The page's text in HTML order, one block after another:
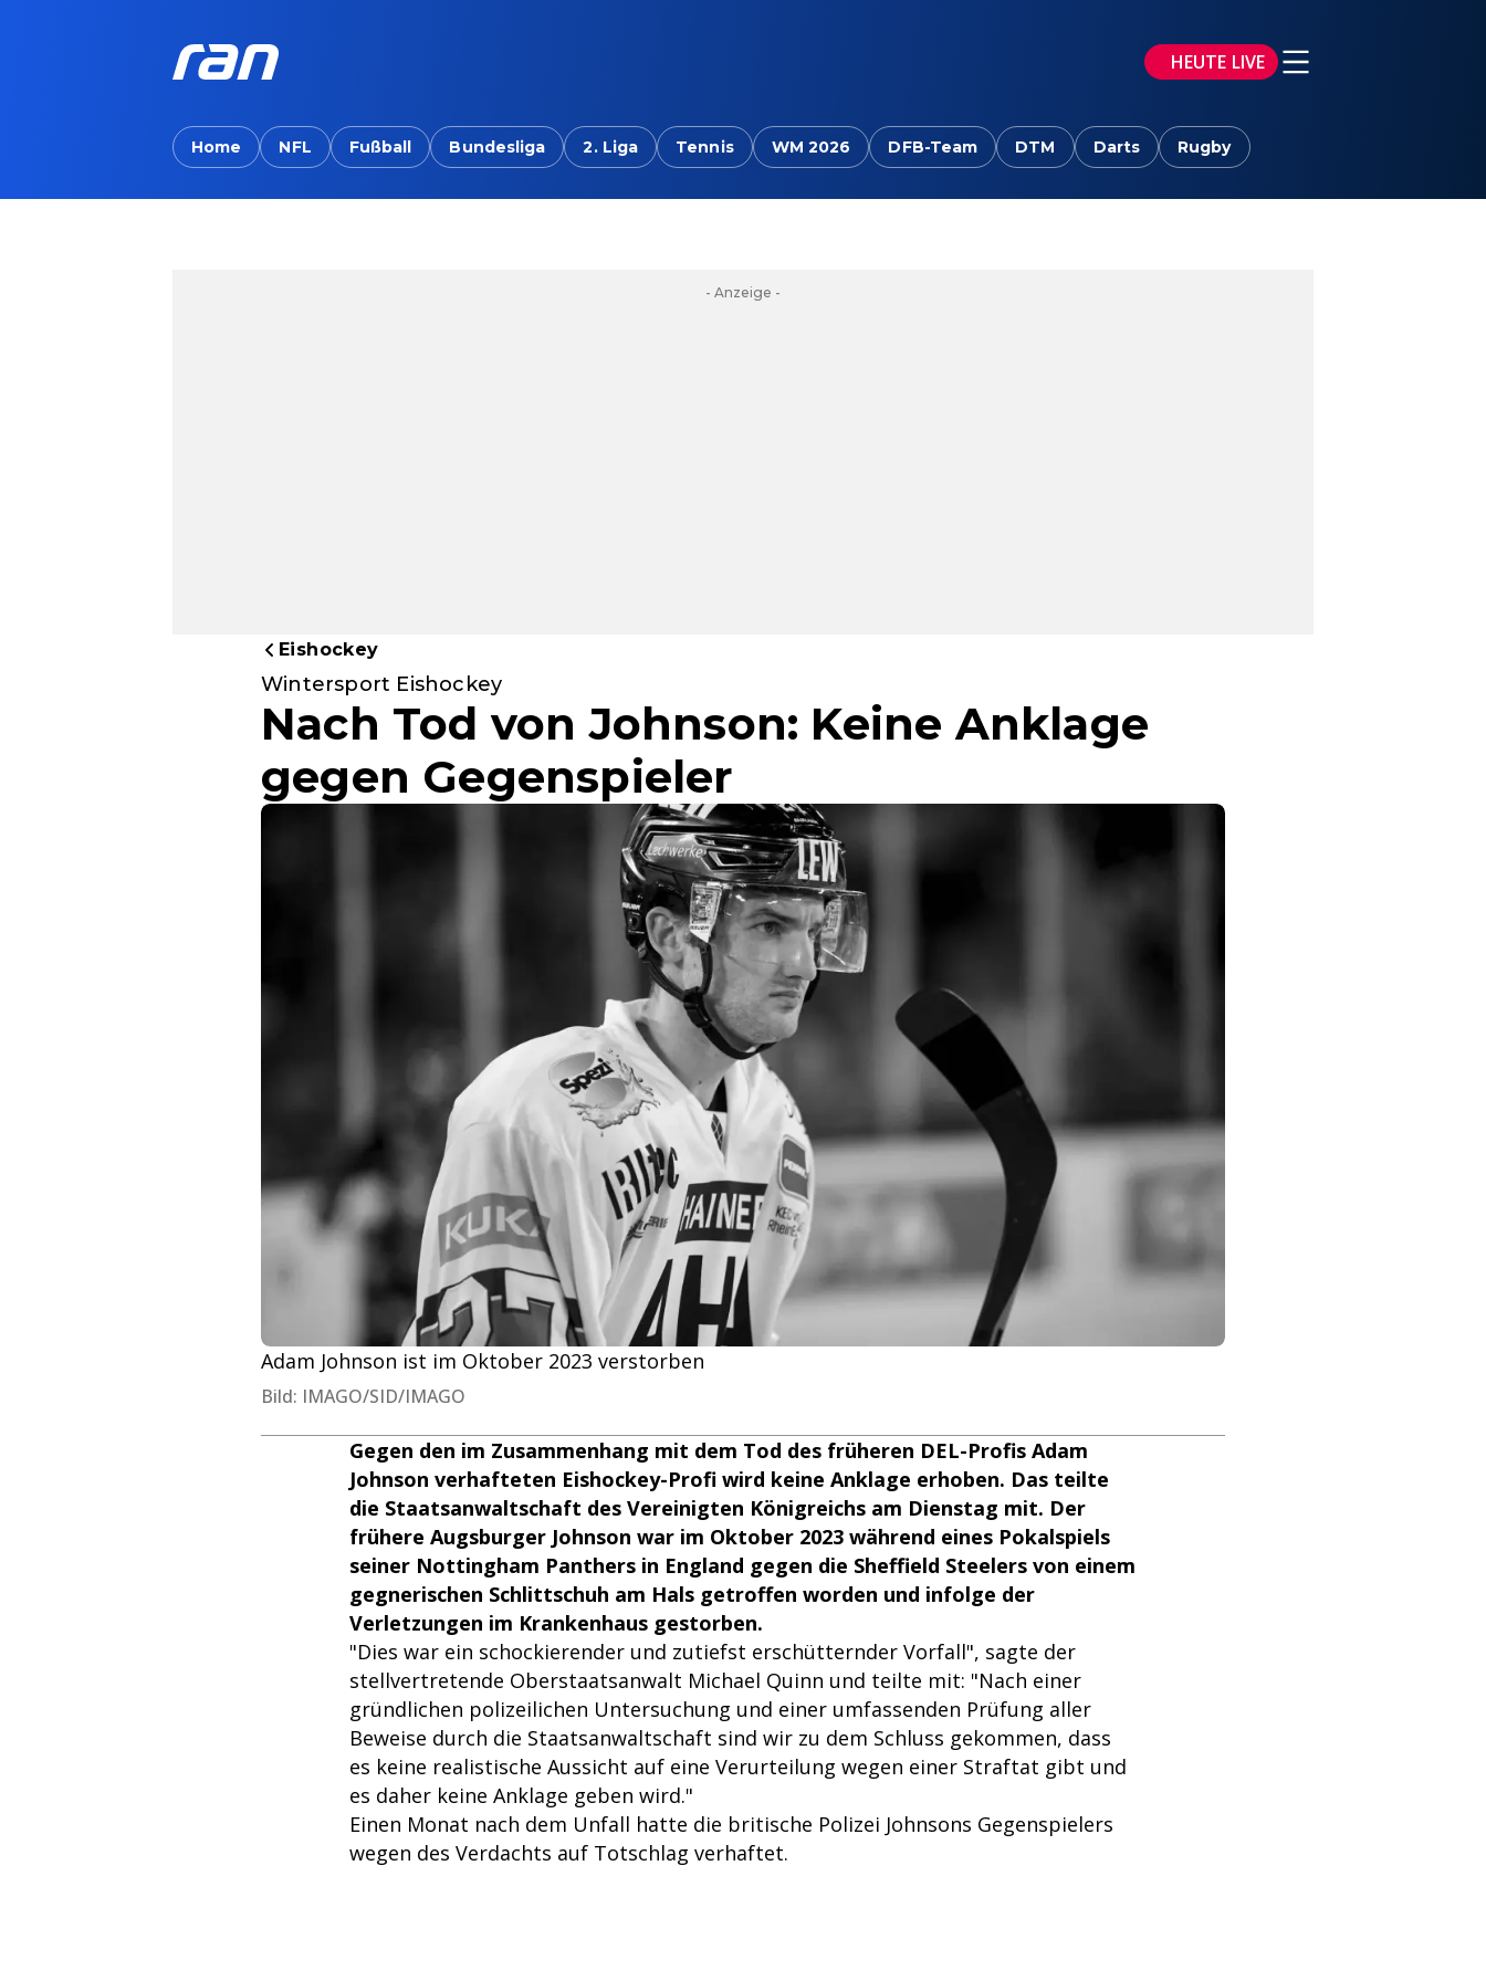
HEUTE LIVE
Home NFL Fußball Bundesliga 2. Liga Tennis WM 2026 DFB-Team DTM Darts Rugby
- Anzeige -
Eishockey
Wintersport Eishockey
Nach Tod von Johnson: Keine Anklage
gegen Gegenspieler
Adam Johnson ist im Oktober 2023 verstorben
Bild: IMAGO/SID/IMAGO
Gegen den im Zusammenhang mit dem Tod des früheren DEL-Profis Adam
Johnson verhafteten Eishockey-Profi wird keine Anklage erhoben. Das teilte
die Staatsanwaltschaft des Vereinigten Königreichs am Dienstag mit. Der
frühere Augsburger Johnson war im Oktober 2023 während eines Pokalspiels
seiner Nottingham Panthers in England gegen die Sheffield Steelers von einem
gegnerischen Schlittschuh am Hals getroffen worden und infolge der
Verletzungen im Krankenhaus gestorben.
"Dies war ein schockierender und zutiefst erschütternder Vorfall", sagte der
stellvertretende Oberstaatsanwalt Michael Quinn und teilte mit: "Nach einer
gründlichen polizeilichen Untersuchung und einer umfassenden Prüfung aller
Beweise durch die Staatsanwaltschaft sind wir zu dem Schluss gekommen, dass
es keine realistische Aussicht auf eine Verurteilung wegen einer Straftat gibt und
es daher keine Anklage geben wird."
Einen Monat nach dem Unfall hatte die britische Polizei Johnsons Gegenspielers
wegen des Verdachts auf Totschlag verhaftet.